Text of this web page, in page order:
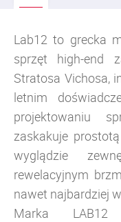
Lab12 to grecka
sprzęt high-end
Stratosa Vichosa,
letnim
projektowaniu
zaskakuje
wyglądzie
rewelacyjnym
nawet najbardziej
Marka